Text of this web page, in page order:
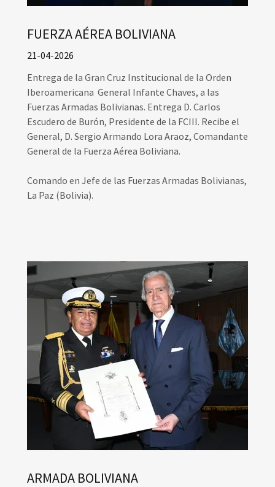
FUERZA AÉREA BOLIVIANA
21-04-2026
Entrega de la Gran Cruz Institucional de la Orden
Iberoamericana General Infante Chaves, a las
Fuerzas Armadas Bolivianas. Entrega D. Carlos
Escudero de Burón, Presidente de la FCIII. Recibe el
General, D. Sergio Armando Lora Araoz, Comandante
General de la Fuerza Aérea Boliviana.
Comando en Jefe de las Fuerzas Armadas Bolivianas,
La Paz (Bolivia).
ARMADA BOLIVIANA